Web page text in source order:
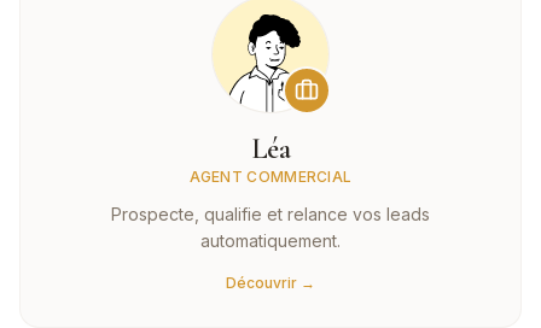
Léa
AGENT COMMERCIAL
Prospecte, qualifie et relance vos leads
automatiquement.
Découvrir →